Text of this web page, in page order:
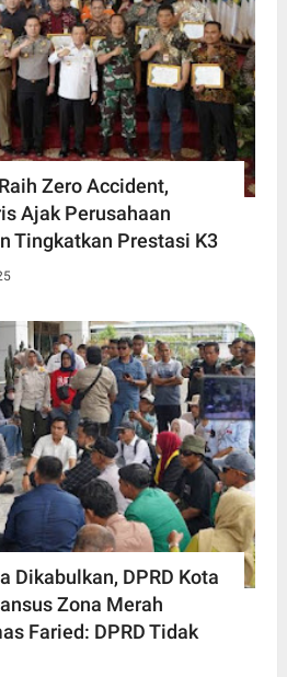
Zero Accident,
Ajak Perusahaan
Tingkatkan Prestasi K3
Dikabulkan, DPRD Kota
Zona Merah
Faried: DPRD Tidak